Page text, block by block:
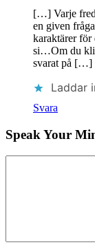
[…] Varje
en given
karaktärer för
si…Om du
svarat på […]
Laddar
Svara
Speak Your